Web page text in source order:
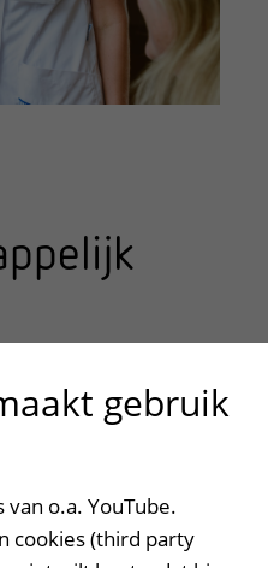
te openen
is opgezet om
de medische en
met kanker mee
gebruik
van o.a. YouTube.
cookies (third party